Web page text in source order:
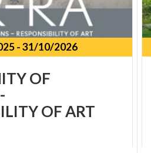
-31/10/2026
OF
OF ART